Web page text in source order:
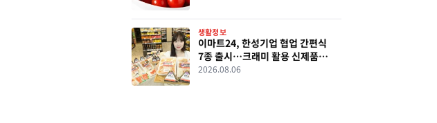
생활정보
이마트24, 한성기업 협업 간편식
7종 출시…크래미 활용 신제품
선보인다
2026.08.06